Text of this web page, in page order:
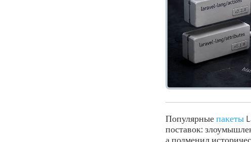
Популярныепакеты
поставок:
а подменил